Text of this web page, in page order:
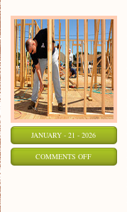
JANUARY - 21 - 2026
COMMENTS OFFON